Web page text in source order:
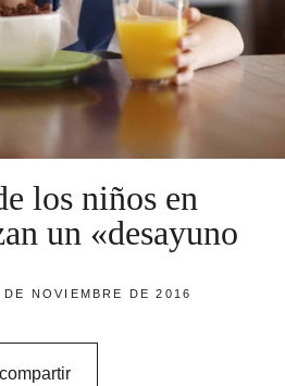
los niños en
un «desayuno
DE NOVIEMBRE DE 2016